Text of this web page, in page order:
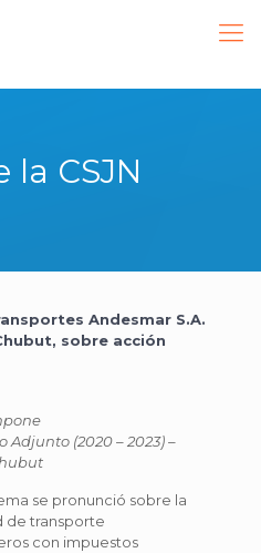
la CSJN
Andesmar S.A.
sobre acción
Adjunto (2020 – 2023) –
se pronunció sobre la
de transporte
con impuestos